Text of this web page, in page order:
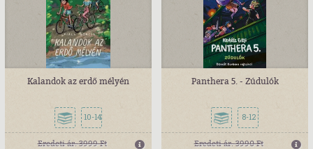
Kalandok az erdő mélyén
10-14
Eredeti ár:3999 Ft
Panthera 5. - Zúdulók
8-12
Eredeti ár:3990 Ft